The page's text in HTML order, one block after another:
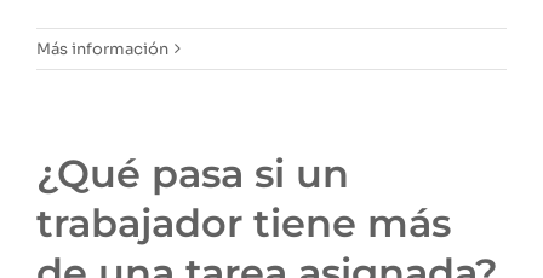
Más información
¿Qué pasa si un
trabajador tiene más